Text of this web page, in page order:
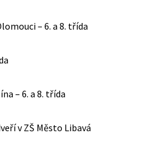
– 6. a 8. třída
– 6. a 8. třída
v ZŠ Město Libavá